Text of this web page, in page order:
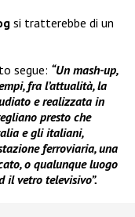
si tratterebbe di un
segue: “Un mash-up,
fra l’attualità, la
e realizzata in
presto che
e gli italiani,
ferroviaria, una
o qualunque luogo
il vetro televisivo”.